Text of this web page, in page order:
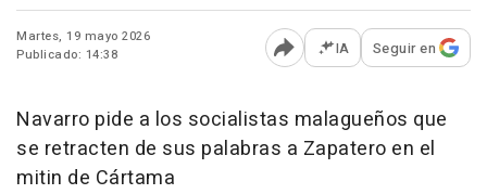
Martes, 19 mayo 2026
Publicado: 14:38
Abrir opciones para
IA Seguir en
Navarro pide a los socialistas malagueños que
se retracten de sus palabras a Zapatero en el
mitin de Cártama